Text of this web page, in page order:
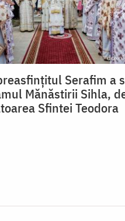
Serafim a
Mănăstirii Sihla,
Sfintei Teodora